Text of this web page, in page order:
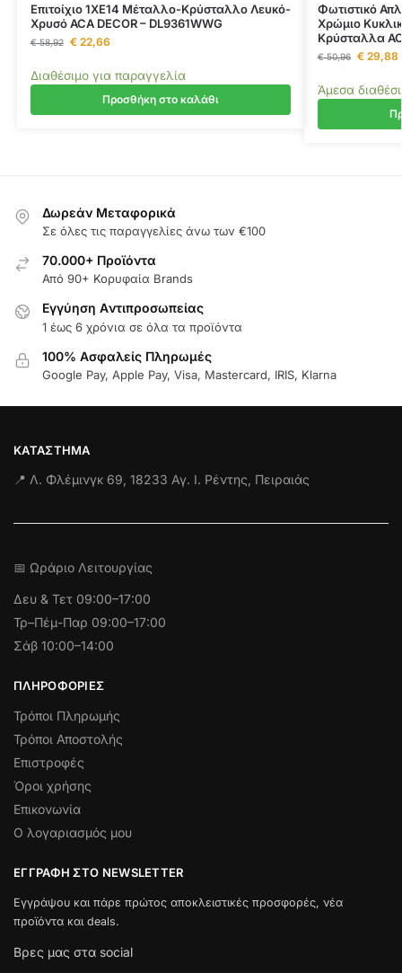
Επιτοίχιο 1ΧΕ14 Μέταλλο-Κρύσταλλο Λευκό-
Χρυσό ACA DECOR – DL9361WWG
€58,92 €22,66
Διαθέσιμο για παραγγελία
Προσθήκη στο καλάθι
Φωτιστικό
Χρώμιο
Κρύσταλλα
€50,96 €29,88
Άμεσα
Δωρεάν Μεταφορικά
Σε όλες τις παραγγελίες άνω των €100
70.000+ Προϊόντα
Από 90+ Κορυφαία Brands
Εγγύηση Aντιπροσωπείας
1 έως 6 χρόνια σε όλα τα προϊόντα
100% Ασφαλείς Πληρωμές
Google Pay, Apple Pay, Visa, Mastercard, IRIS, Klarna
ΚΑΤΆΣΤΗΜΑ
📍 Λ. Φλέμινγκ 69, 18233 Αγ. Ι. Ρέντης, Πειραιάς
📅 Ωράριο Λειτουργίας
Δευ & Τετ 09:00–17:00
Τρ–Πέμ-Παρ 09:00–17:00
Σάβ 10:00–14:00
ΠΛΗΡΟΦΟΡΊΕΣ
Τρόποι Πληρωμής
Τρόποι Αποστολής
Επιστροφές
Όροι χρήσης
Επικονωνία
Ο λογαριασμός μου
ΕΓΓΡΑΦΉ ΣΤΟ NEWSLETTER
Εγγράψου και πάρε πρώτος αποκλειστικές προσφορές, νέα
προϊόντα και deals.
Βρες μας στα social